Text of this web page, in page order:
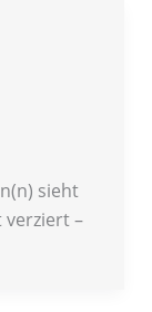
sieht
verziert –